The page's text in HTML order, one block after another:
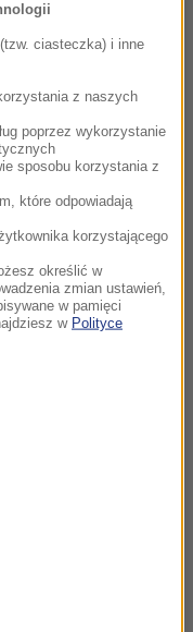
dodaj w
ciasteczka) i inne
z naszych
poprzez wykorzystanie
sposobu korzystania z
które odpowiadają
korzystającego
określić w
zmian ustawień,
w pamięci
w Polityce